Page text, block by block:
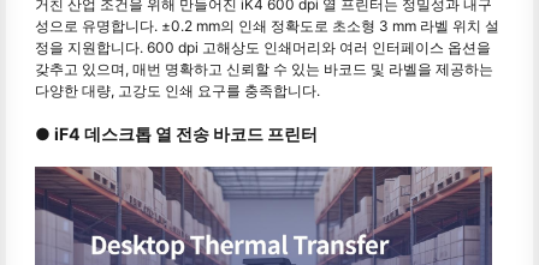
거친 산업 조건을 위해 만들어진 iK4 600 dpi 열 프린터는 정밀성과 내구
성으로 유명합니다. ±0.2 mm의 인쇄 정확도로 초소형 3 mm 라벨 위치 설
정을 지원합니다. 600 dpi 고해상도 인쇄머리와 여러 인터페이스 옵션을
갖추고 있으며, 매번 명확하고 신뢰할 수 있는 바코드 및 라벨을 제공하는
다양한 대량, 고강도 인쇄 요구를 충족합니다.
● iF4 데스크톱 열 전송 바코드 프린터